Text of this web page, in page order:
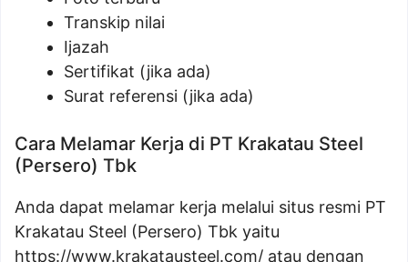
Transkip nilai
Ijazah
Sertifikat (jika ada)
Surat referensi (jika ada)
Cara Melamar Kerja di PT Krakatau Steel
(Persero) Tbk
Anda dapat melamar kerja melalui situs resmi PT
Krakatau Steel (Persero) Tbk yaitu
https://www.krakatausteel.com/ atau dengan